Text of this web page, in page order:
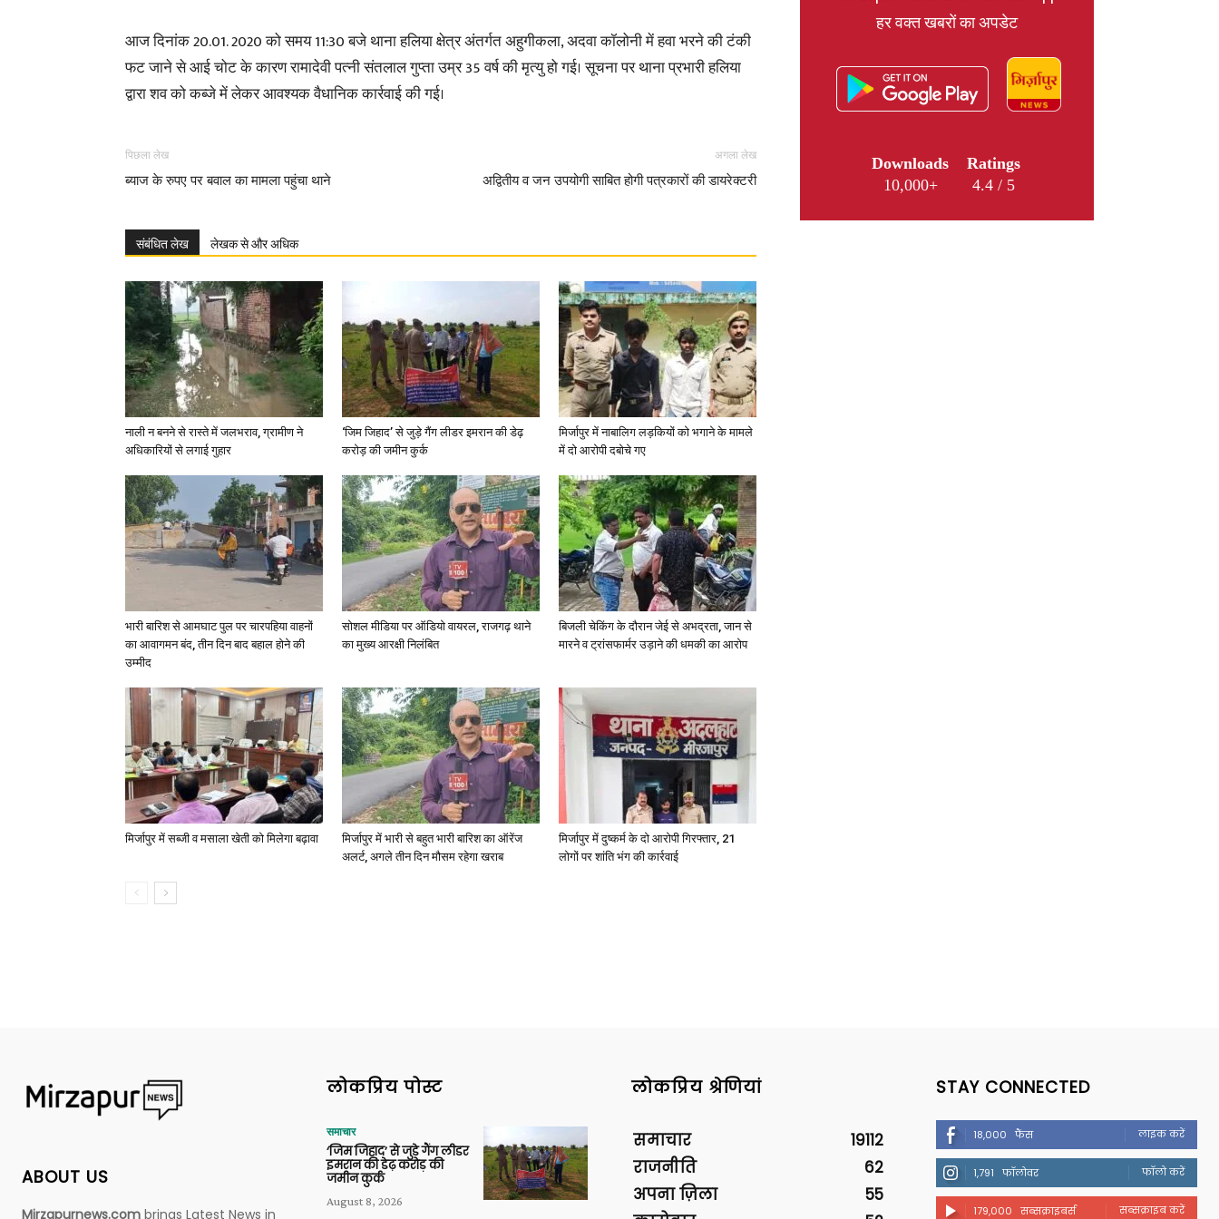
News
in
Hindi,
Today
Hindi
आज दिनांक 20.01. 2020 को समय 11:30 बजे थाना हलिया क्षेत्र अंतर्गत अहुगीकला, अदवा कॉलोनी में हवा भरने की टंकी
फट जाने से आई चोट के कारण रामादेवी पत्नी संतलाल गुप्ता उम्र 35 वर्ष की मृत्यु हो गई। सूचना पर थाना प्रभारी हलिया
द्वारा शव को कब्जे में लेकर आवश्यक वैधानिक कार्रवाई की गई।
पिछला लेख
ब्याज के रुपए पर बवाल का मामला पहुंचा थाने
अगला लेख
अद्वितीय व जन उपयोगी साबित होगी पत्रकारों की डायरेक्टरी
संबंधित लेख लेखक से और अधिक
नाली न बनने से रास्ते में जलभराव, ग्रामीण ने
अधिकारियों से लगाई गुहार
‘जिम जिहाद’ से जुड़े गैंग लीडर इमरान की डेढ़
करोड़ की जमीन कुर्क
मिर्जापुर में नाबालिग लड़कियों को भगाने के मामले
में दो आरोपी दबोचे गए
भारी बारिश से आमघाट पुल पर चारपहिया वाहनों
का आवागमन बंद, तीन दिन बाद बहाल होने की
उम्मीद
सोशल मीडिया पर ऑडियो वायरल, राजगढ़ थाने
का मुख्य आरक्षी निलंबित
बिजली चेकिंग के दौरान जेई से अभद्रता, जान से
मारने व ट्रांसफार्मर उड़ाने की धमकी का आरोप
मिर्जापुर में सब्जी व मसाला खेती को मिलेगा बढ़ावा
मिर्जापुर में भारी से बहुत भारी बारिश का ऑरेंज
अलर्ट, अगले तीन दिन मौसम रहेगा खराब
मिर्जापुर में दुष्कर्म के दो आरोपी गिरफ्तार, 21
लोगों पर शांति भंग की कार्रवाई
हर वक्त खबरों का अपडेट
Downloads
10,000+
Ratings
4.4 / 5
ABOUT US
Mirzapurnews.com brings Latest News in
लोकप्रिय पोस्ट
समाचार
‘जिम जिहाद’ से जुड़े गैंग लीडर
इमरान की डेढ़ करोड़ की
जमीन कुर्क
August 8, 2026
लोकप्रिय श्रेणियां
समाचार
19112
राजनीति
62
अपना ज़िला
55
STAY CONNECTED
18,000 फैंस लाइक करें
1,791 फॉलोवर फॉलो करें
179,000 सब्सक्राइबर्स सब्सक्राइब करें